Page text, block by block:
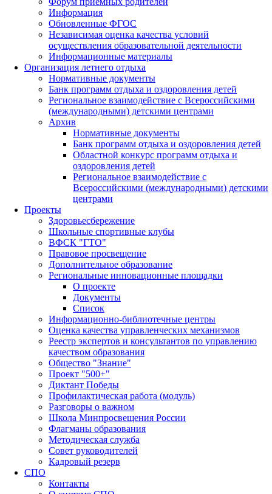
Информация
Обновленные ФГОС
Независимая оценка качества условий
осуществления образовательной деятельности
Информационные материалы
Организация летнего отдыха
Нормативные документы
Банк программ отдыха и оздоровления детей
Региональное взаимодействие с Всероссийскими
(международными) детскими центрами
Архив
Нормативные документы
Банк программ отдыха и оздоровления детей
Областной конкурс программ отдыха и
оздоровления детей
Региональное взаимодействие с
Всероссийскими (международными) детскими
центрами
Проекты
Здоровьесбережение
Школьные спортивные клубы
ВФСК "ГТО"
Правовое просвещение
Дополнительное образование
Региональные инновационные площадки
О проекте
Документы
Список
Информационно-библиотечные центры
Оценка качества управленческих механизмов
Реестр экспертов и консультантов по управлению
качеством образования
Общество "Знание"
Проект "500+"
Диктант Победы
Профилактическая работа (модуль)
Разговоры о важном
Школа Минпросвещения России
Флагманы образования
Методическая служба
Совет руководителей
Кадровый резерв
СПО
Контакты